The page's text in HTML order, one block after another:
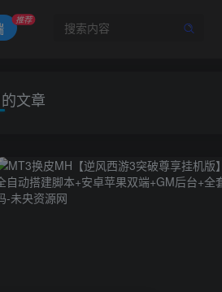
推荐
文章